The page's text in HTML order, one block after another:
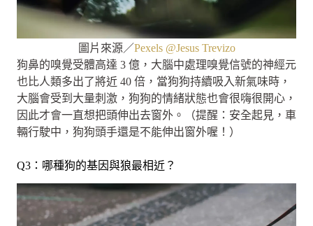
圖片來源／Pexels @Jesus Trevizo
狗鼻的嗅覺受體高達 3 億，大腦中處理嗅覺信號的神經元​
也比人類多出了將近 40 倍，當狗狗持續吸入新氣味時，
大腦會受到大量刺激，狗狗的情緒狀態也會很嗨很開心，
因此才會一直想把頭伸出去窗外。（提醒：安全起見，車
輛行駛中，狗狗頭手還是不能伸出窗外喔！）
Q3：哪種狗的基因與狼最相近？